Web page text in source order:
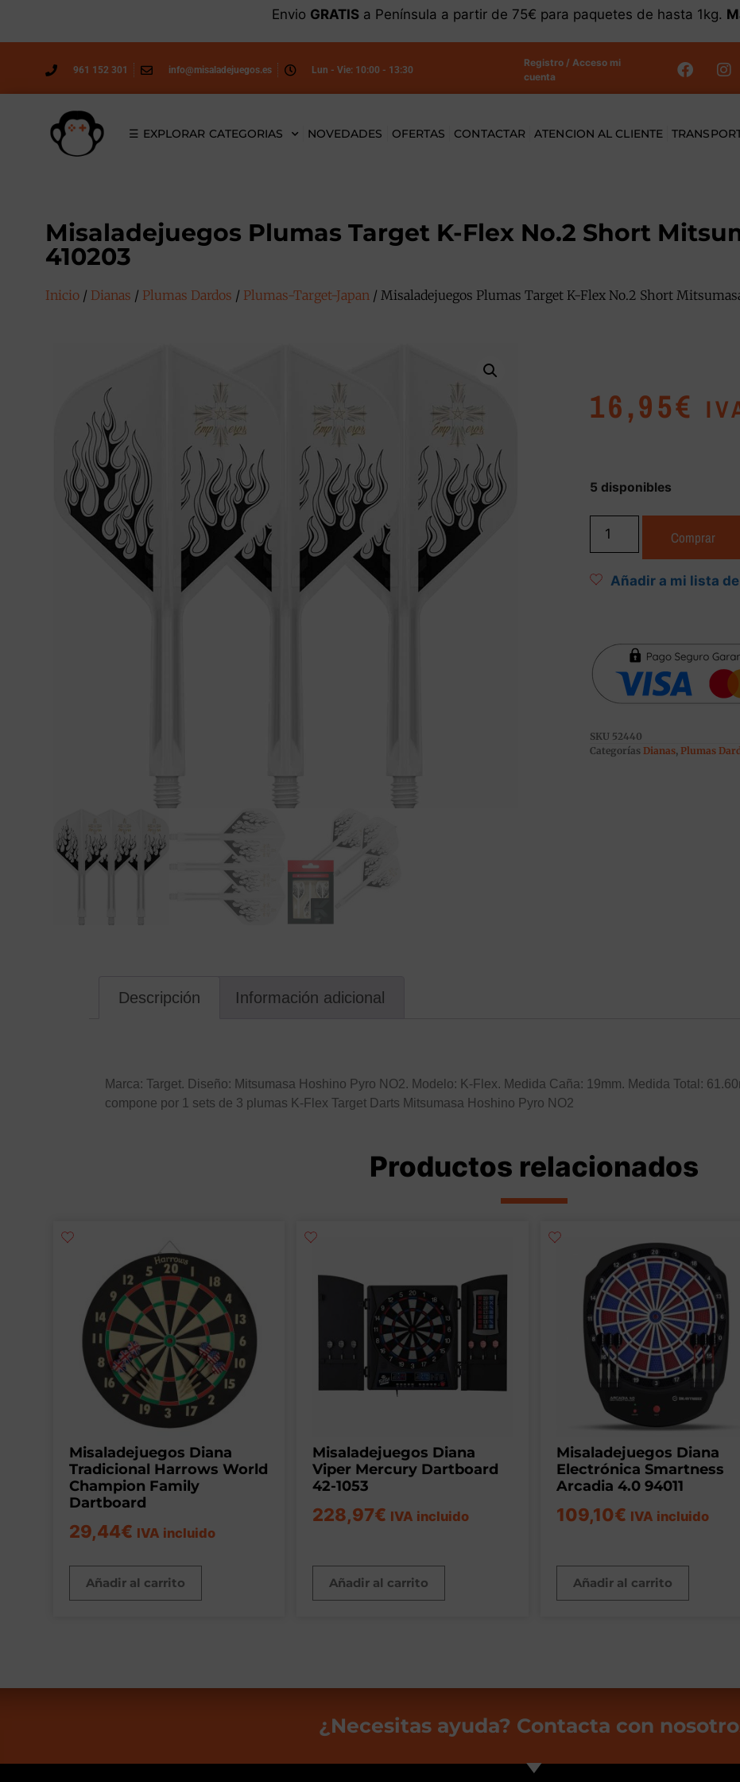
Envio GRATIS a Península a partir de 75€ para paquetes de hasta 1kg.
961 152 301 info@misaladejuegos.es Lun - Vie: 10:00 - 13:30
Registro / Acceso mi
cuenta
☰ EXPLORAR CATEGORIAS NOVEDADES OFERTAS CONTACTAR ATENCION AL CLIENTE
Misaladejuegos Plumas Target K-Flex No.2 Short
410203
Inicio / Dianas / Plumas Dardos / Plumas-Target-Japan / Misaladejuegos Plumas Target K-Flex No.2 Short
16,95€
5 disponibles
Comprar
Añadir a mi lista
SKU 52440
Categorías Dianas, Plumas
Descripción Información adicional
Marca: Target. Diseño: Mitsumasa Hoshino Pyro NO2. Modelo: K-Flex. Medida Caña: 19mm. Medida Total:
compone por 1 sets de 3 plumas K-Flex Target Darts Mitsumasa Hoshino Pyro NO2
Productos relacionados
Misaladejuegos Diana
Tradicional Harrows World
Champion Family
Dartboard
29,44€ IVA incluido
Añadir al carrito
Misaladejuegos Diana
Viper Mercury Dartboard
42-1053
228,97€ IVA incluido
Añadir al carrito
Misaladejuegos Diana
Electrónica Smartness
Arcadia 4.0 94011
109,10€ IVA incluido
Añadir al carrito
¿Necesitas ayuda? Contacta con